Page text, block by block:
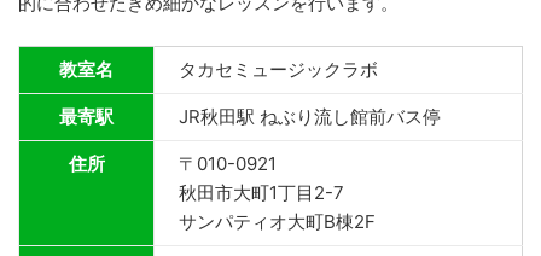
教室名 タカセミュージックラボ
最寄駅 JR秋田駅 ねぶり流し館前バス停
住所
〒010-0921
秋田市大町1丁目2-7
サンパティオ大町B棟2F